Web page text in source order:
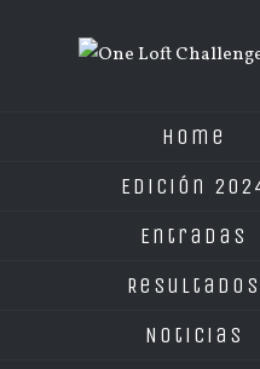
Home
Edición
Entradas
Resultados
Noticias